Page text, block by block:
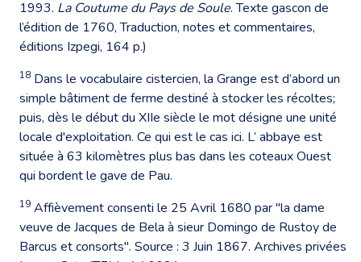
1993. La Coutume du Pays de Soule. Texte gascon de
l’édition de 1760, Traduction, notes et commentaires,
éditions Izpegi, 164 p.)
18 Dans le vocabulaire cistercien, la Grange est d’abord un
simple bâtiment de ferme destiné à stocker les récoltes;
puis, dès le début du XIIe siècle le mot désigne une unité
locale d'exploitation. Ce qui est le cas ici. L’ abbaye est
située à 63 kilomètres plus bas dans les coteaux Ouest
qui bordent le gave de Pau.
19 Affièvement consenti le 25 Avril 1680 par "la dame
veuve de Jacques de Bela à sieur Domingo de Rustoy de
Barcus et consorts". Source : 3 Juin 1867. Archives privées